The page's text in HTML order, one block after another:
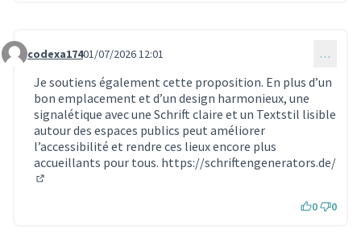
Commentaire 2431
codexa17401/07/2026 12:01 …
Je soutiens également cette proposition. En plus d’un
bon emplacement et d’un design harmonieux, une
signalétique avec une Schrift claire et un Textstil lisible
autour des espaces publics peut améliorer
l’accessibilité et rendre ces lieux encore plus
accueillants pour tous. https://schriftengenerators.de/
0 0